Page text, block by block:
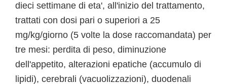
dieci settimane di eta', all'inizio del trattamento,
trattati con dosi pari o superiori a 25
mg/kg/giorno (5 volte la dose raccomandata) per
tre mesi: perdita di peso, diminuzione
dell'appetito, alterazioni epatiche (accumulo di
lipidi), cerebrali (vacuolizzazioni), duodenali